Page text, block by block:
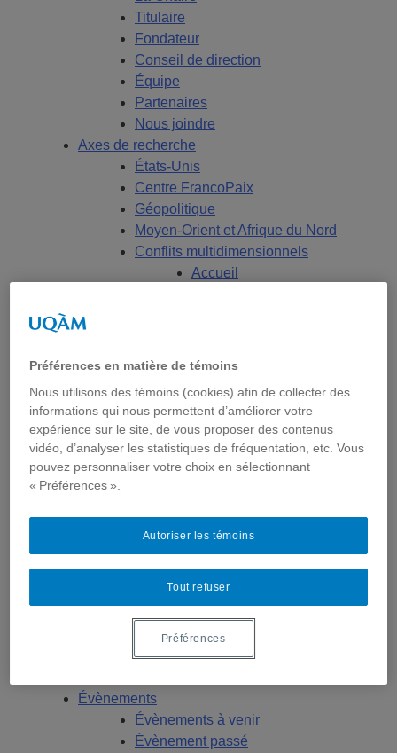
Titulaire
Fondateur
Conseil de direction
Équipe
Partenaires
Nous joindre
Axes de recherche
États-Unis
Centre FrancoPaix
Géopolitique
Moyen-Orient et Afrique du Nord
Conflits multidimensionnels
Accueil
Chercheur-e-s
États-Unis
Géopolitique
Moyen-Orient et Afrique du Nord
Conflits multidimensionnels
Publications
Centre FrancoPaix
Moyen-Orient et Afrique du Nord
Conflits multidimensionnels
Conférences personnalisées
Bourses et stages
Évènements
Évènements à venir
Évènement passé
Préférences en matière de témoins
Nous utilisons des témoins (cookies) afin de collecter des
informations qui nous permettent d’améliorer votre
expérience sur le site, de vous proposer des contenus
vidéo, d’analyser les statistiques de fréquentation, etc. Vous
pouvez personnaliser votre choix en sélectionnant
« Préférences ».
Tout refuser
Autoriser les témoins
Préférences